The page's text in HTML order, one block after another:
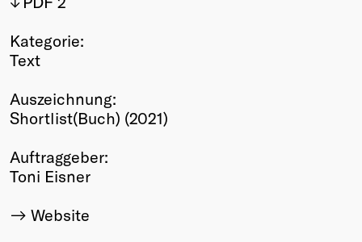
2026
Past
Kategorie:
Text
Auszeichnung:
Shortlist(Buch) (2021)
Auftraggeber:
Toni Eisner
Website